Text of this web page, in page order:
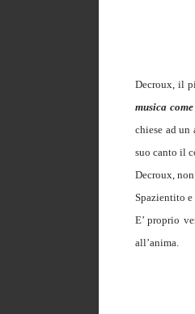
Decroux, il
musica
chiese ad
suo canto il
Decroux,
Spazientito
E’ proprio
all’anima.